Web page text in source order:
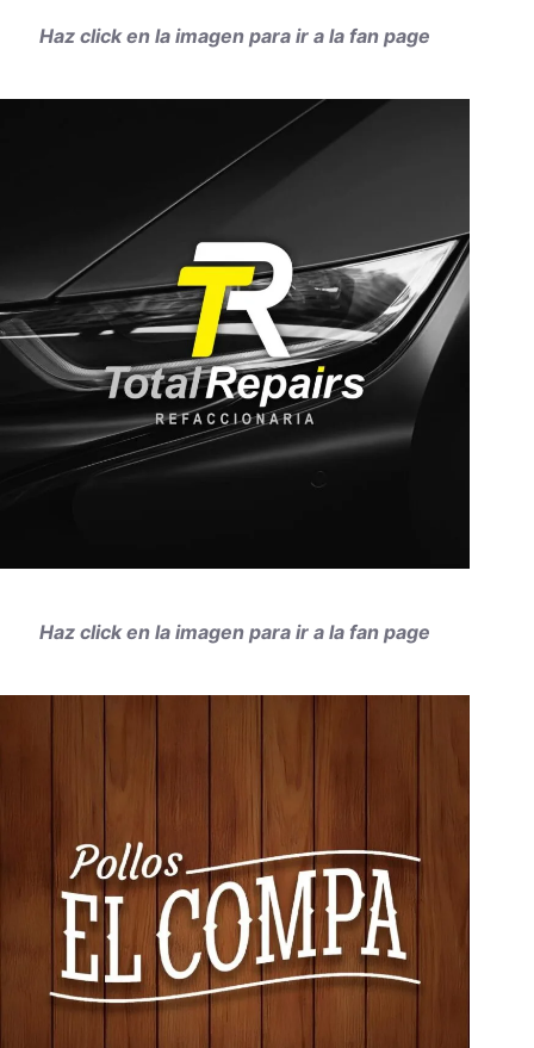
Haz click en la imagen para ir a la fan page
Haz click en la imagen para ir a la fan page